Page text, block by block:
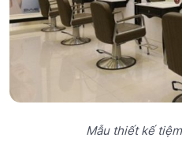
Mẫu thiết kế